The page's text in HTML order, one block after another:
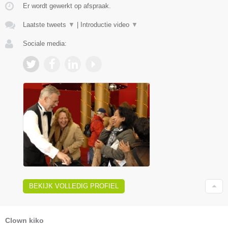
Er wordt gewerkt op afspraak.
Laatste tweets ▼ Introductie video ▼
Sociale media:
BEKIJK VOLLEDIG PROFIEL
Clown kiko